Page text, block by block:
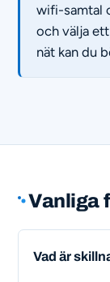
wifi-samtal
och välja
nät kan du
Vanliga
Vad är